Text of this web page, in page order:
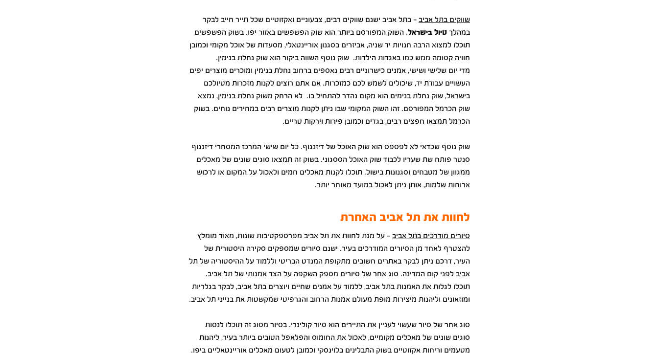
שווקים בתל אביב – בתל אביב ישנם שווקים רבים, צבעוניים ואקזוטיים שכל תייר חייב לבקר
במהלך טיול בישראל. השוק המפורסם ביותר הוא שוק הפשפשים באזור יפו. בשוק הפשפשים
תוכלו למצוא הרבה חנויות יד שניה, אביזרים בסגנון אוריינטאלי, מסעדות של אוכל מקומי וכמובן
חוויה קסומה ממש כמו באגדות הילדות. שוק נוסף השווה ביקור הוא שוק נחלת בנימין.
מדי יום שלישי ושישי, אמנים כישרוניים רבים נאספים ברחוב נחלת בנימין ומוכרים מוצרים יפים
העשויים עבודת יד, שיכולים לשמש לכם כמזכרות. אם אתם רוצים לקנות מזכרות מטיולכם
בישראל, שוק נחלת בנימים הוא מקום נהדר להתחיל בו. לא הרחק משוק נחלת בנימין, נמצא
שוק הכרמל המפורסם. זהו השוק המקומי שבו ניתן לקנות מוצרים רבים במחירים נוחים. בשוק
הכרמל תמצאו חפצים רבים, בגדים וכמובן פירות וירקות טריים.
שוק נוסף שכדאי לא לפספס הוא שוק האוכל של דיזנגוף. כל יום שישי המרכז המסחרי דיזנגוף
סנטר פותח שת שעריו לכבוד שוק האוכל הססגוני. בשוק זה תמצאו סוגים שונים של מאכלים
ממגוון של מטבחים וסגנונות בישול. תוכלו לקנות מאכלים חמים ולאכול על המקום או לרכוש
ארוחות שלמות, אותן ניתן לאכול במועד מאוחר יותר.
לחוות את תל אביב האחרת
סיורים מודרכים בתל אביב – על מנת לחוות את תל אביב מפרספקטיבות שונות, מאוד מומלץ
להצטרף לאחד מן הסיורים המודרכים בעיר. ישנם סיורים שמספקים סקירה היסטורית של
העיר, דרכם ניתן לבקר באתרים חשובים מתקופת המנדט הבריטי וללמוד על ההיסטוריה של תל
אביב לפני קום המדינה. סוג אחר של סיורים מספק השקפה על הצד אמנותי של תל אביב.
תוכלו לגלות את האמנות בתל אביב, ללמוד על אמנים שחיים ויוצרים בתל אביב, לבקר בגלריות
ומוזאונים וליהנות מיצירות מופת מעולם אמנות הרחוב והגרפיטי שמקשטות את בנייני תל אביב.
סוג אחר של סיור שעשוי לעניין את התיירים הוא סיור קולינרי. בסיור מסוג זה תוכלו לנסות
סוגים שונים של מאכלים מקומיים, לאכול את החומוס והפלאפל הטובים ביותר בעיר, ליהנות
מטעמים וריחות אקזוטיים בשוק התבלינים בלוינסקי וכמובן לטעום מאכלים אוריינטאליים ביפו.